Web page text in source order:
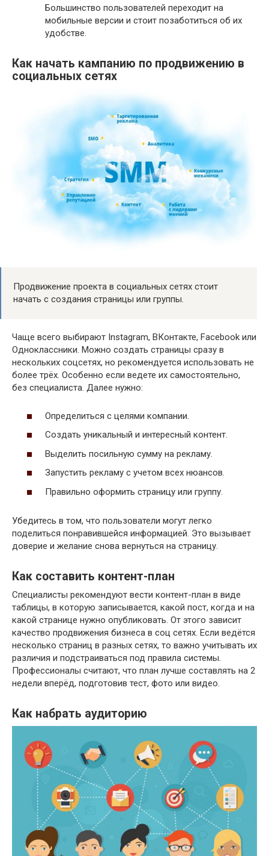
Большинство пользователей переходит на
мобильные версии и стоит позаботиться об их
удобстве.
Как начать кампанию по продвижению в
социальных сетях
Продвижение проекта в социальных сетях стоит
начать с создания страницы или группы.
Чаще всего выбирают Instagram, ВКонтакте, Facebook или
Одноклассники. Можно создать страницы сразу в
нескольких соцсетях, но рекомендуется использовать не
более трёх. Особенно если ведете их самостоятельно,
без специалиста. Далее нужно:
Определиться с целями компании.
Создать уникальный и интересный контент.
Выделить посильную сумму на рекламу.
Запустить рекламу с учетом всех нюансов.
Правильно оформить страницу или группу.
Убедитесь в том, что пользователи могут легко
поделиться понравившейся информацией. Это вызывает
доверие и желание снова вернуться на страницу.
Как составить контент-план
Специалисты рекомендуют вести контент-план в виде
таблицы, в которую записывается, какой пост, когда и на
какой странице нужно опубликовать. От этого зависит
качество продвижения бизнеса в соц сетях. Если ведётся
несколько страниц в разных сетях, то важно учитывать их
различия и подстраиваться под правила системы.
Профессионалы считают, что план лучше составлять на 2
недели вперёд, подготовив тест, фото или видео.
Как набрать аудиторию